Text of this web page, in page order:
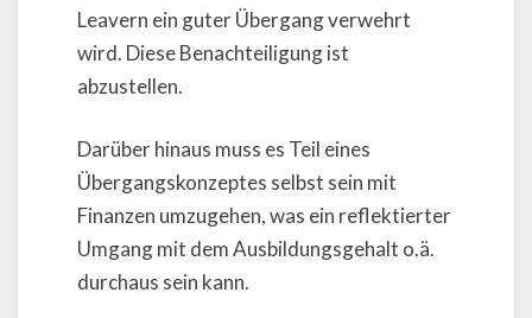
Leavern ein guter Übergang verwehrt
wird. Diese Benachteiligung ist
abzustellen.
Darüber hinaus muss es Teil eines
Übergangskonzeptes selbst sein mit
Finanzen umzugehen, was ein reflektierter
Umgang mit dem Ausbildungsgehalt o.ä.
durchaus sein kann.